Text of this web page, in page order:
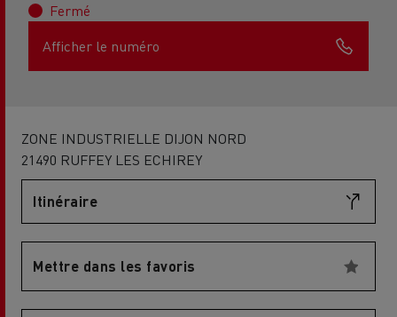
Fermé
Afficher le numéro
ZONE INDUSTRIELLE DIJON NORD
21490 RUFFEY LES ECHIREY
Itinéraire
Mettre dans les favoris